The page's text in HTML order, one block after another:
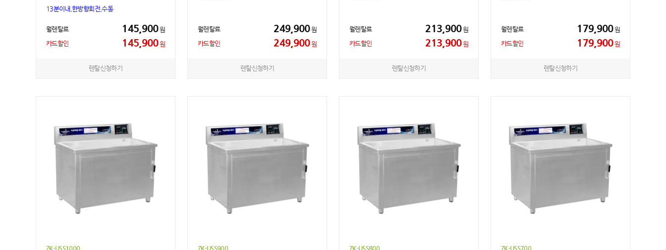
13분이내,한방향회전,수동
월렌탈료 145,900원
카드할인
145,900원
렌탈신청하기
월렌탈료 249,900원
카드할인
249,900원
렌탈신청하기
월렌탈료 213,900원
카드할인
213,900원
렌탈신청하기
월렌탈료 179,900원
카드할인
179,900원
렌탈신청하기
ZK-USS1000 ZK-USS900 ZK-USS800 ZK-USS700